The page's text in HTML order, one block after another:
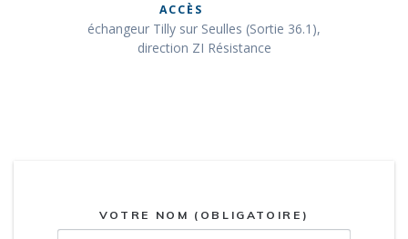
ACCÈS
échangeur Tilly sur Seulles (Sortie 36.1),
direction ZI Résistance
VOTRE NOM (OBLIGATOIRE)